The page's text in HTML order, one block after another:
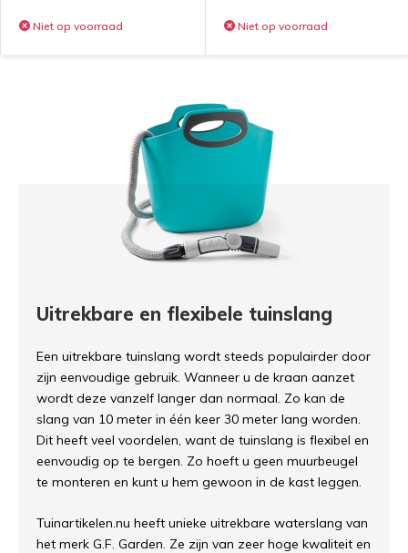
Niet op voorraad Niet op voorraad
Uitrekbare en flexibele tuinslang
Een uitrekbare tuinslang wordt steeds populairder door
zijn eenvoudige gebruik. Wanneer u de kraan aanzet
wordt deze vanzelf langer dan normaal. Zo kan de
slang van 10 meter in één keer 30 meter lang worden.
Dit heeft veel voordelen, want de tuinslang is flexibel en
eenvoudig op te bergen. Zo hoeft u geen muurbeugel
te monteren en kunt u hem gewoon in de kast leggen.
Tuinartikelen.nu heeft unieke uitrekbare waterslang van
het merk G.F. Garden. Ze zijn van zeer hoge kwaliteit en